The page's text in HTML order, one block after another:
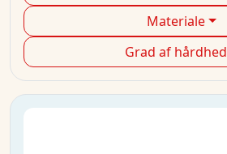
Materiale
Grad af hårdhed